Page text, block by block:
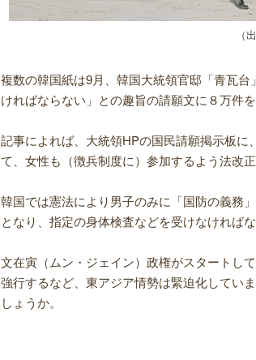
（
複数の韓国紙は9月、韓国大統領官邸 「青瓦
ければならない」との趣旨の請願文に８万件
記事によれば、大統領HPの国民請願掲示板
て、女性も（徴兵制度に）参加するよう法改
韓国では憲法により男子のみに「国防の義務
となり、指定の身体検査などを受けなければな
文在寅（ムン・ジェイン）政権がスタートし
強行するなど、東アジア情勢は緊迫化してい
しょうか。